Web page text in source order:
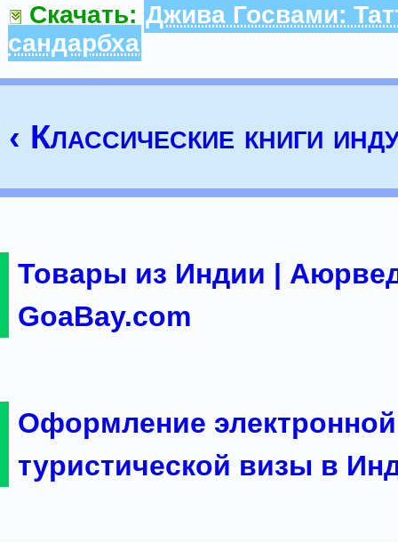
Скачать: Джива Госвами:
сандарбха
‹ Классические книги
Товары из Индии |
GoaBay.com
Оформление электронной
туристической визы в